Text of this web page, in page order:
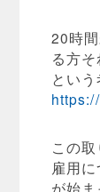
20時
る方
とい
この
雇用
が始